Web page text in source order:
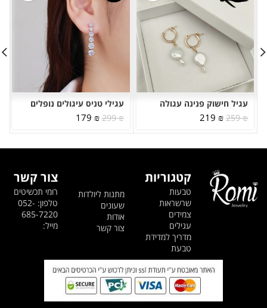
עגיל חישוק פנינה עגולה
259₪
המחיר
259 ₪.
219 ₪
219 ₪.
עגילי טניס עיגולים נופלים
299₪
המחיר
299 ₪.
179 ₪
179 ₪.
צור קשר
רומי תכשיטים
טלפון: 052-
685-7220
מייל:
מתנות ליולדות
שעונים
אודות
צור קשר
קטגוריות
טבעות
שרשראות
צמידים
עגילים
מדריך למדידת
טבעת